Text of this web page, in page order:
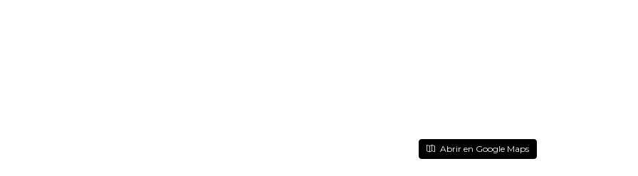
Abrir en Google Maps